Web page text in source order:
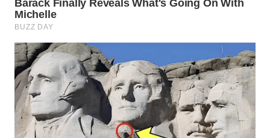
SEMARANG
SOLO
WN
BOROBUDUR
WN